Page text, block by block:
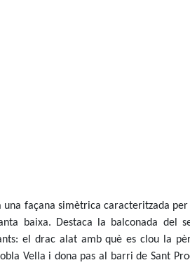
una façana simètrica caracteritzada
baixa. Destaca la balconada del
el drac alat amb què es clou la
Vella i dona pas al barri de Sant